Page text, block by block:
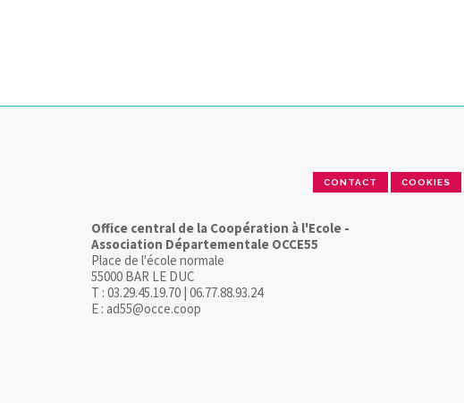
CONTACT COOKIES
Office central de la Coopération à l'Ecole -
Association Départementale OCCE55
Place de l'école normale
55000 BAR LE DUC
T : 03.29.45.19.70 | 06.77.88.93.24
E : ad55@occe.coop